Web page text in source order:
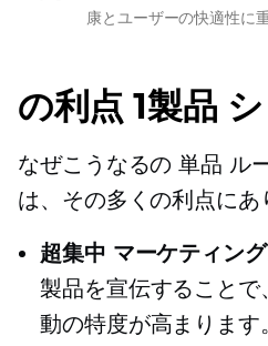
康とユーザーの快適性に
の利点1製品
なぜこうなるの単品 ル
は、その多くの利点にあ
超集中 マーケティング
製品を宣伝すること
動の特度が高まりま